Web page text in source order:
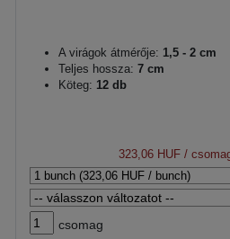
A virágok átmérője: 1,5 - 2 cm
Teljes hossza: 7 cm
Köteg: 12 db
323,06 HUF/
csomag